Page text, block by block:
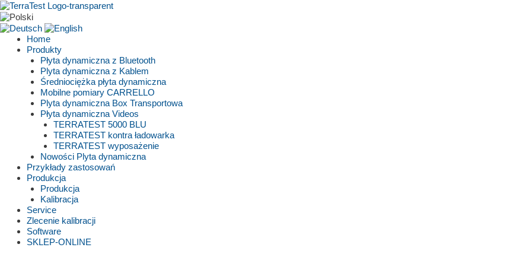
Skip
to
content
Home
Produkty
Płyta dynamiczna z Bluetooth
Plyta dynamiczna z Kablem
Średniociężka płyta dynamiczna
Mobilne pomiary CARRELLO
Plyta dynamiczna Box Transportowa
Płyta dynamiczna Videos
TERRATEST 5000 BLU
TERRATEST kontra ładowarka
TERRATEST wyposażenie
Nowości Plyta dynamiczna
Przykłady zastosowań
Produkcja
Produkcja
Kalibracja
Service
Zlecenie kalibracji
Software
SKLEP-ONLINE